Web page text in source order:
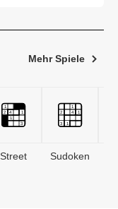
Mehr Spiele
Street Sudoken